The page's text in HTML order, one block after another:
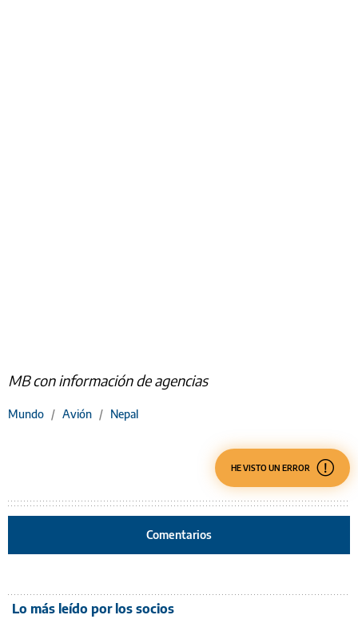
MB con información de agencias
Mundo / Avión / Nepal
HE VISTO UN ERROR
Comentarios
Lo más leído por los socios